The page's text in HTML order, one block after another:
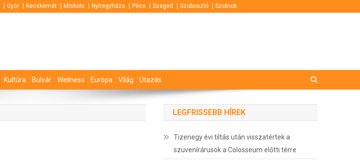
Győr Kecskemét Miskolc Nyíregyháza Pécs Szeged Szoboszló Szolnok
Kultúra Bulvár Wellness Európa Világ Utazás
LEGFRISSEBB HÍREK
Tizenegy évi tiltás után visszatértek a
szuvenírárusok a Colosseum előtti térre